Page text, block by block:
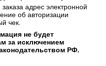
адрес электронной
об авторизации
чек.
не будет
за исключением
РФ.